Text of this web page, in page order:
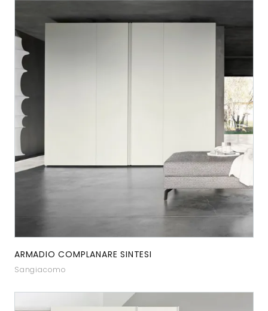
ARMADIO COMPLANARE SINTESI
Sangiacomo